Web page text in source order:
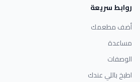
روابط سريعة
أضف مطعمك
مساعدة
الوصفات
اطبخ باللي عندك